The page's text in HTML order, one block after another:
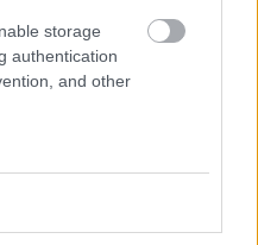
storage
authentication
and other
Dél-afrikai Köztársaság